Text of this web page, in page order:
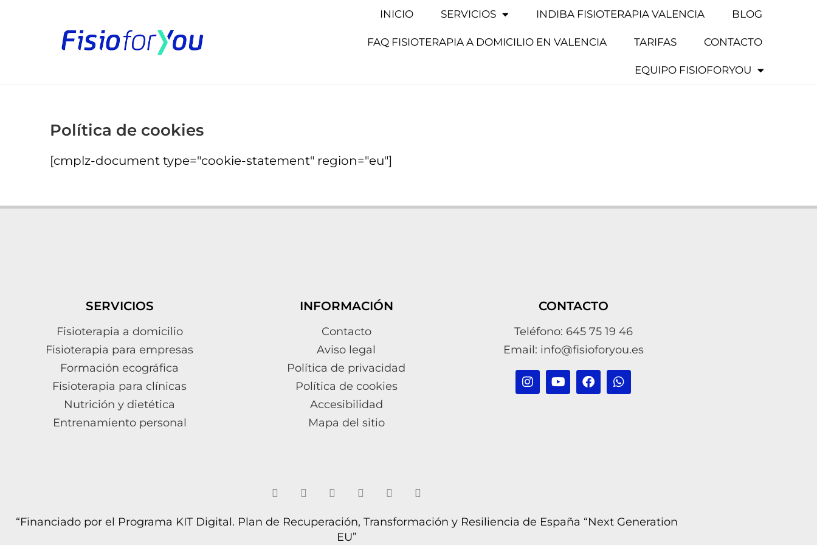
INICIO SERVICIOS INDIBA FISIOTERAPIA VALENCIA BLOG
FAQ FISIOTERAPIA A DOMICILIO EN VALENCIA TARIFAS CONTACTO
EQUIPO FISIOFORYOU
Política de cookies
[cmplz-document type="cookie-statement" region="eu"]
SERVICIOS
Fisioterapia a domicilio
Fisioterapia para empresas
Formación ecográfica
Fisioterapia para clínicas
Nutrición y dietética
Entrenamiento personal
INFORMACIÓN
Contacto
Aviso legal
Política de privacidad
Política de cookies
Accesibilidad
Mapa del sitio
CONTACTO
Teléfono: 645 75 19 46
Email: info@fisioforyou.es
“Financiado por el Programa KIT Digital. Plan de Recuperación, Transformación y Resiliencia de España “Next Generation
EU”